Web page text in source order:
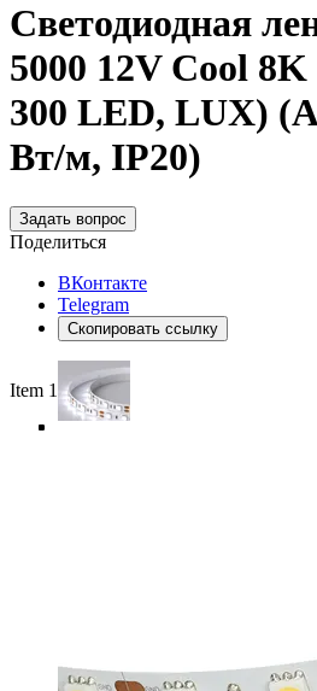
Светодиодная
5000 12V Cool 8K
300 LED, LUX)
Вт/м, IP20)
Задать вопрос
Поделиться
ВКонтакте
Telegram
Скопировать ссылку
Item 1 of 5